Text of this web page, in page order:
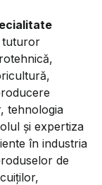
tuturor
tehnologia
și expertiza
în industria
de